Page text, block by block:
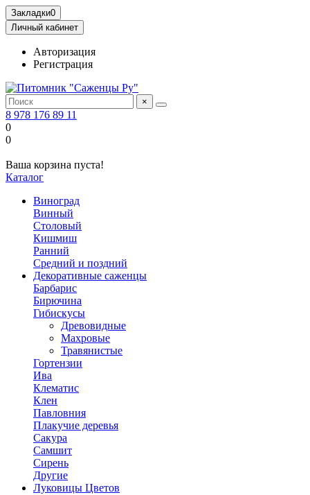
Закладки0
Личный кабинет
Авторизация
Регистрация
×
8 978 176 89 11
0
0
Ваша корзина пуста!
Каталог
Виноград
Винный
Столовый
Кишмиш
Ранний
Средний и поздний
Декоративные саженцы
Барбарис
Бирючина
Гибискусы
Древовидные
Махровые
Травянистые
Гортензии
Ива
Клематис
Клен
Павловния
Плакучие деревья
Сакура
Самшит
Сирень
Другие
Луковицы Цветов